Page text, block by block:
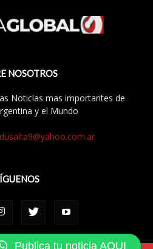
NOSOTROS
Noticias mas importantes de
y el Mundo
Publica tu noticia AQUI